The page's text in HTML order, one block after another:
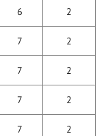
6 2
7 2
7 2
7 2
7 2